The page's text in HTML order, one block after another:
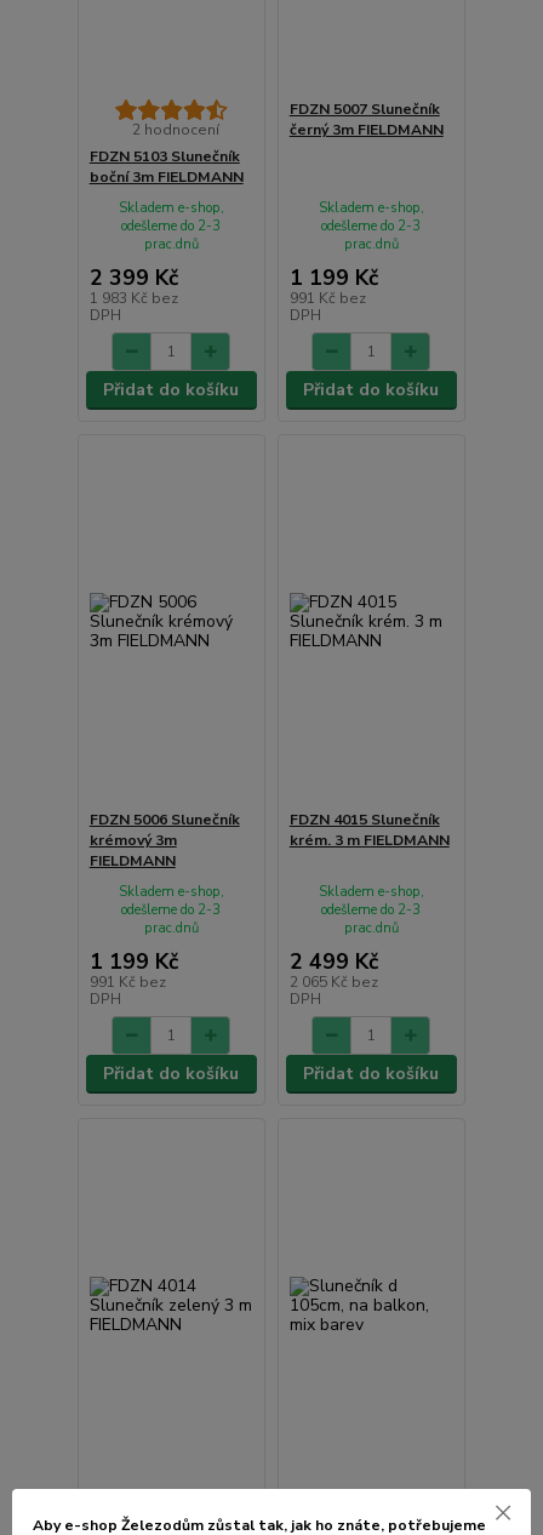
2 hodnocení
FDZN 5103 Slunečník
boční 3m FIELDMANN
2 399 Kč
1 983 Kč bez
DPH
Skladem e-shop,
odešleme do 2-3
prac.dnů
Přidat do košíku
FDZN 5007 Slunečník
černý 3m FIELDMANN
1 199 Kč
991 Kč bez
DPH
Skladem e-shop,
odešleme do 2-3
prac.dnů
Přidat do košíku
FDZN 5006 Slunečník
krémový 3m
FIELDMANN
1 199 Kč
991 Kč bez
DPH
Skladem e-shop,
odešleme do 2-3
prac.dnů
Přidat do košíku
FDZN 4015 Slunečník
krém. 3 m FIELDMANN
2 499 Kč
2 065 Kč bez
DPH
Skladem e-shop,
odešleme do 2-3
prac.dnů
Přidat do košíku
zelený 3 m
5 hodnocení
Aby e-shop Železodům zůstal tak, jak ho znáte, potřebujeme